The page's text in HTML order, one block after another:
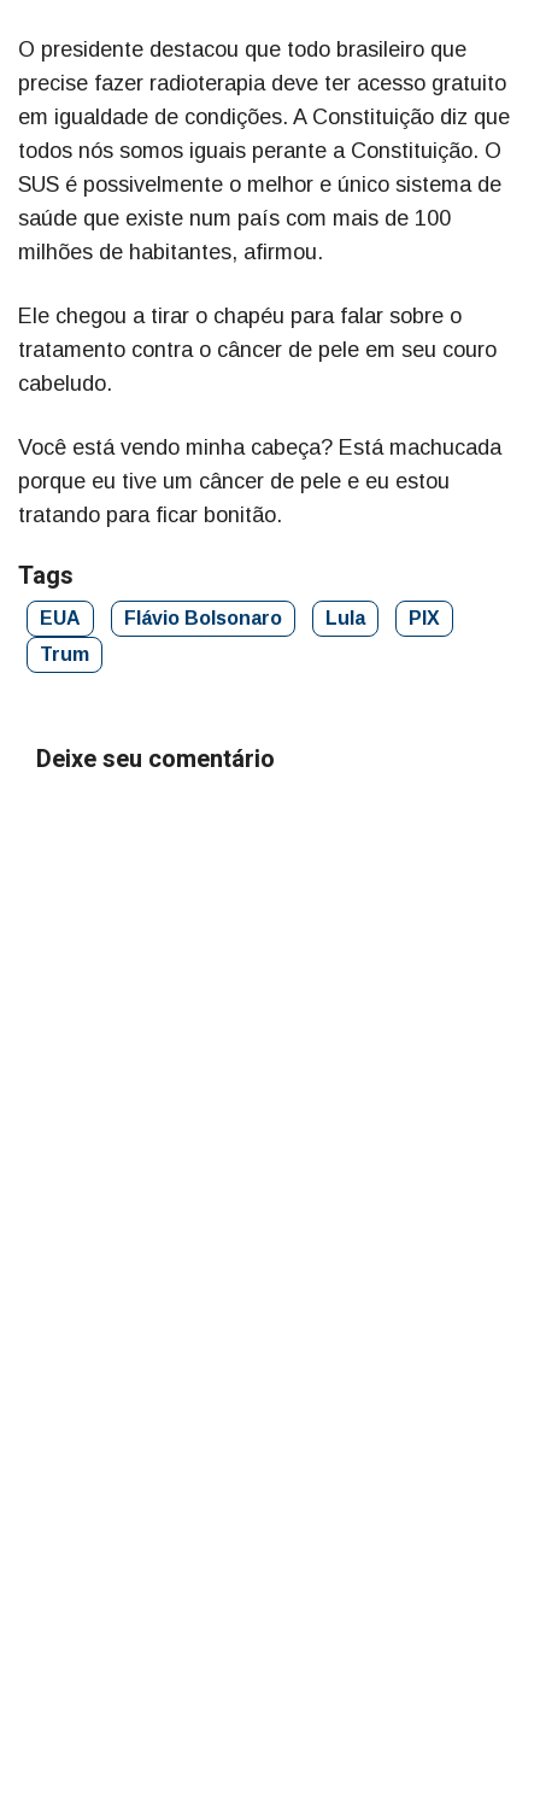
O presidente destacou que todo brasileiro que
precise fazer radioterapia deve ter acesso gratuito
em igualdade de condições. A Constituição diz que
todos nós somos iguais perante a Constituição. O
SUS é possivelmente o melhor e único sistema de
saúde que existe num país com mais de 100
milhões de habitantes, afirmou.
Ele chegou a tirar o chapéu para falar sobre o
tratamento contra o câncer de pele em seu couro
cabeludo.
Você está vendo minha cabeça? Está machucada
porque eu tive um câncer de pele e eu estou
tratando para ficar bonitão.
Tags
EUA Flávio Bolsonaro Lula
PIX
Trum
Deixe seu comentário